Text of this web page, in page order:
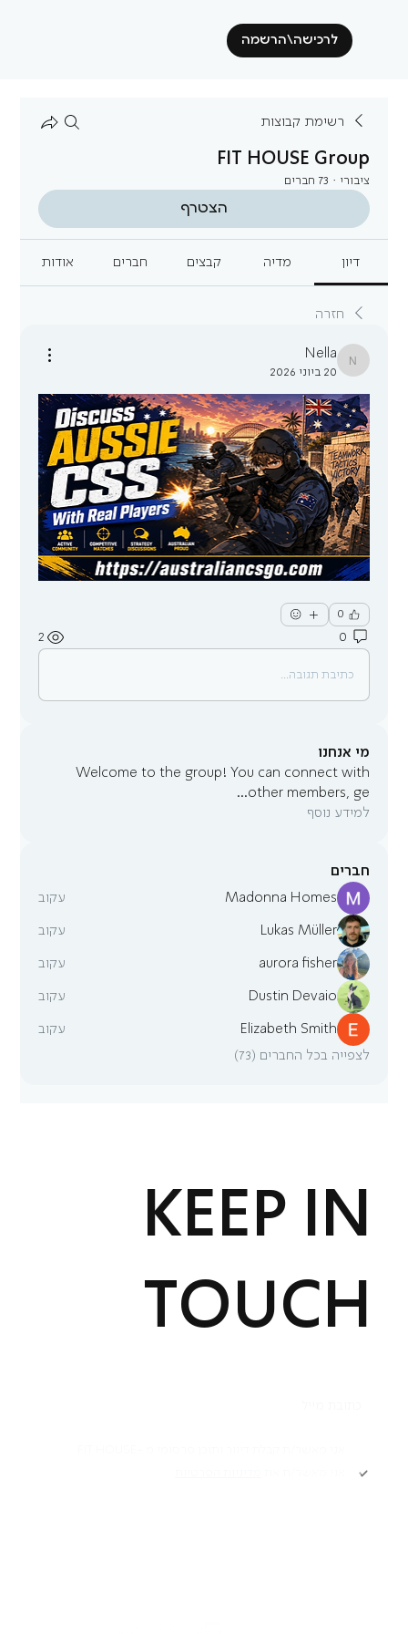
לרכישה\הרשמה
רשימת קבוצות
FIT HOUSE Group
ציבורי · 73 חברים
הצטרף
דיון מדיה קבצים חברים אודות
חזרה
Nella
Nella
20 ביוני 2026
0
0
2
כתיבת תגובה...
מי אנחנו
Welcome to the group! You can connect with
other members, ge
...
למידע נוסף
חברים
Madonna Homes
עקוב
Lukas Müller עקוב
aurora fisher עקוב
Dustin Devaio עקוב
Elizabeth Smith
עקוב
לצפייה בכל החברים (73)
KEEP IN
TOUCH
Academy תקנון